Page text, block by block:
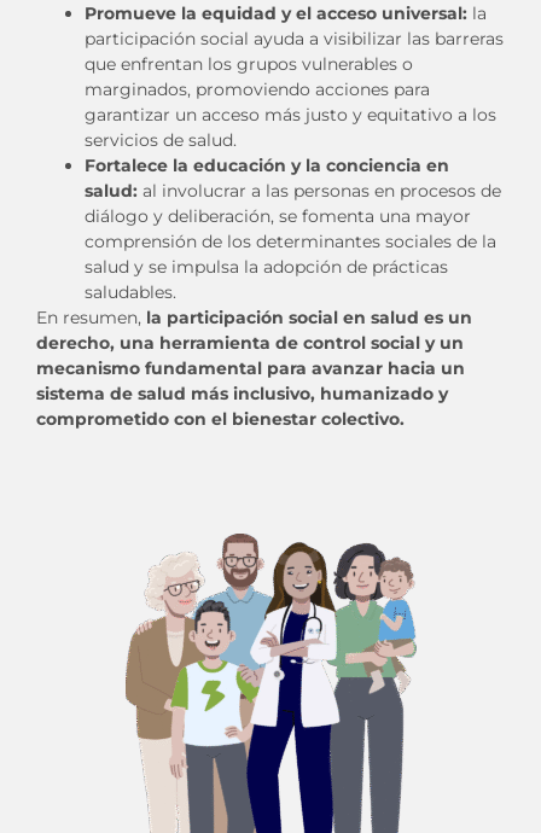
Promueve la equidad y el acceso universal: la
participación social ayuda a visibilizar las barreras
que enfrentan los grupos vulnerables o
marginados, promoviendo acciones para
garantizar un acceso más justo y equitativo a los
servicios de salud.
Fortalece la educación y la conciencia en
salud: al involucrar a las personas en procesos de
diálogo y deliberación, se fomenta una mayor
comprensión de los determinantes sociales de la
salud y se impulsa la adopción de prácticas
saludables.
En resumen, la participación social en salud es un
derecho, una herramienta de control social y un
mecanismo fundamental para avanzar hacia un
sistema de salud más inclusivo, humanizado y
comprometido con el bienestar colectivo.